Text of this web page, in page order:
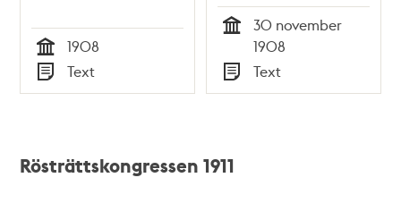
Tid
1908
Typ
Text
30 november
1908
Typ
Text
Rösträttskongressen 1911